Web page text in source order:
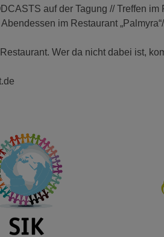
auf der Tagung // Treffen im
im Restaurant
Wer da nicht dabei ist,